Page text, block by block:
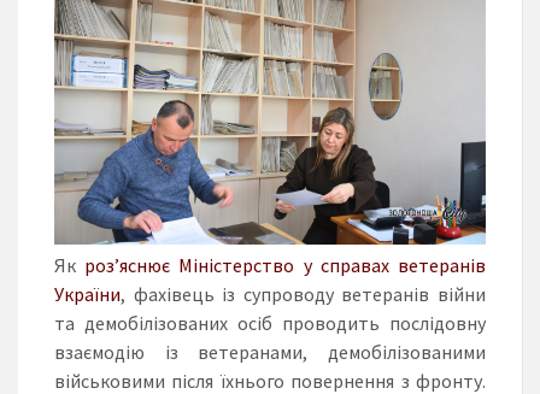
Як роз’яснює Міністерство у справах ветеранів
України, фахівець із супроводу ветеранів війни
та демобілізованих осіб проводить послідовну
взаємодію із ветеранами, демобілізованими
військовими після їхнього повернення з фронту.